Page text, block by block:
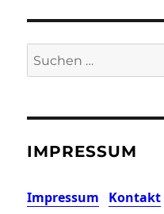
Suchen
nach:
IMPRESSUM
Impressum Kontakt